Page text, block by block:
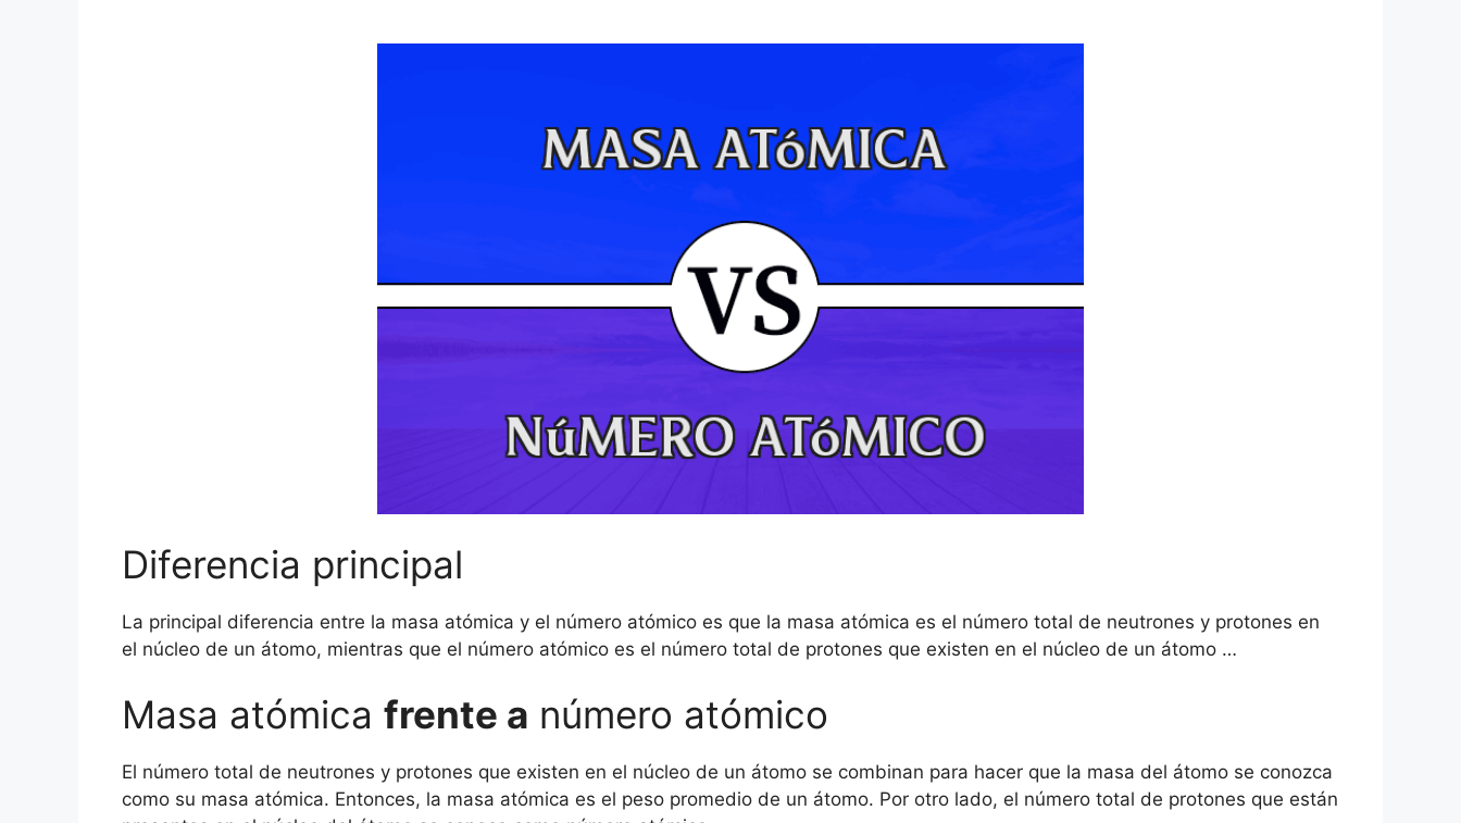
Diferencia principal
La principal diferencia entre la masa atómica y el número atómico es que la masa atómica es el número total de neutrones y protones en
el núcleo de un átomo, mientras que el número atómico es el número total de protones que existen en el núcleo de un átomo …
Masa atómica frente a número atómico
El número total de neutrones y protones que existen en el núcleo de un átomo se combinan para hacer que la masa del átomo se conozca
como su masa atómica. Entonces, la masa atómica es el peso promedio de un átomo. Por otro lado, el número total de protones que están